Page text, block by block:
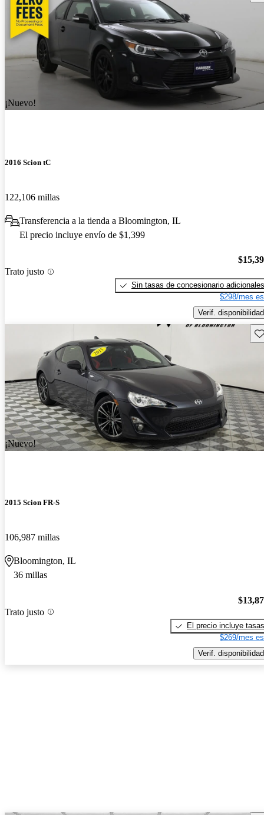
¡Nuevo!
2016 Scion tC
122,106 millas
Transferencia a la tienda a Bloomington, IL
El precio incluye envío de $1,399
Trato justo
Sin tasas de concesionario adicionales
$298/mes
Verif. disponibilidad
¡Nuevo!
2015 Scion FR-S
106,987 millas
Bloomington, IL
36 millas
Trato justo
El precio incluye tasas
$269/mes
Verif. disponibilidad